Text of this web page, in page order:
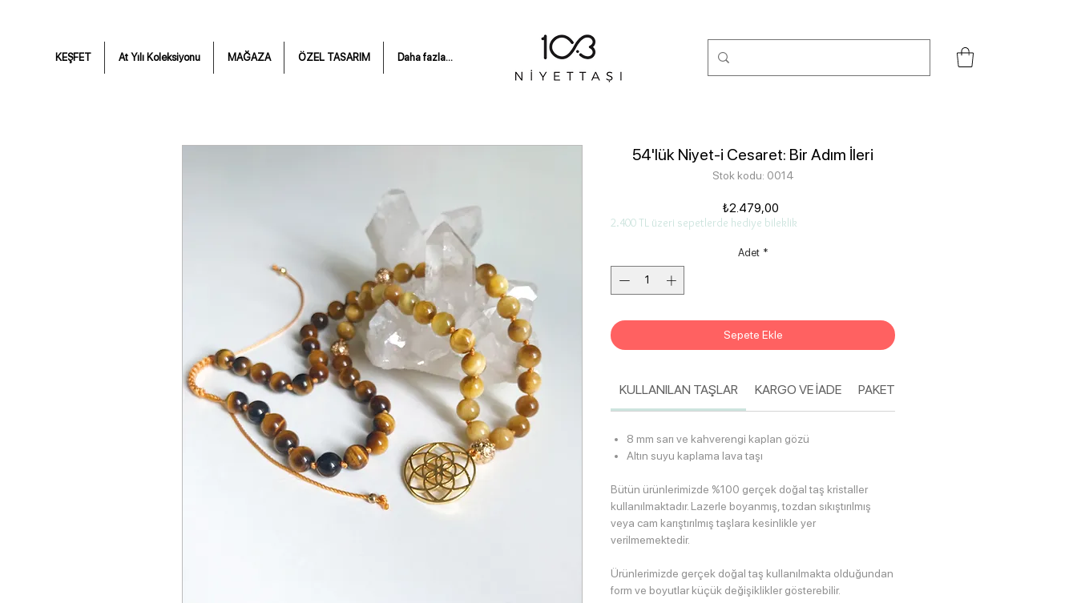
KEŞFET At Yılı Koleksiyonu MAĞAZA ÖZEL TASARIM Daha fazla...
54'lük Niyet-i Cesaret: Bir Adım İleri
Stok kodu: 0014
₺2.479,00
2.400 TL üzeri sepetlerde hediye bileklik
Adet *
Sepete Ekle
KULLANILAN TAŞLAR KARGO VE İADE PAKETLEME
8 mm sarı ve kahverengi kaplan gözü
Altın suyu kaplama lava taşı
Bütün ürünlerimizde %100 gerçek doğal taş kristaller
kullanılmaktadır. Lazerle boyanmış, tozdan sıkıştırılmış
veya cam karıştırılmış taşlara kesinlikle yer
verilmemektedir.
Ürünlerimizde gerçek doğal taş kullanılmakta olduğundan
form ve boyutlar küçük değişiklikler gösterebilir.